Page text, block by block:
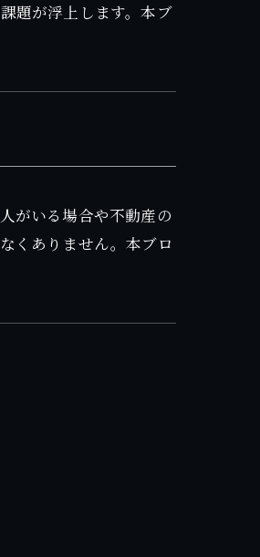
題が浮上します。本ブ
がいる場合や不動産の
くありません。本ブロ